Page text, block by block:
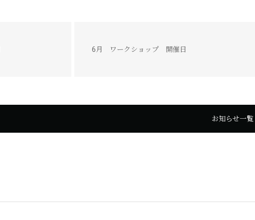
6月 ワークショップ 開催日
お知らせ一覧